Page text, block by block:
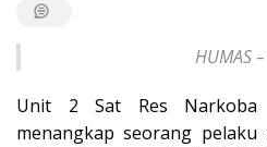
HUMAS
Unit 2 Sat Res Narkoba
menangkap seorang